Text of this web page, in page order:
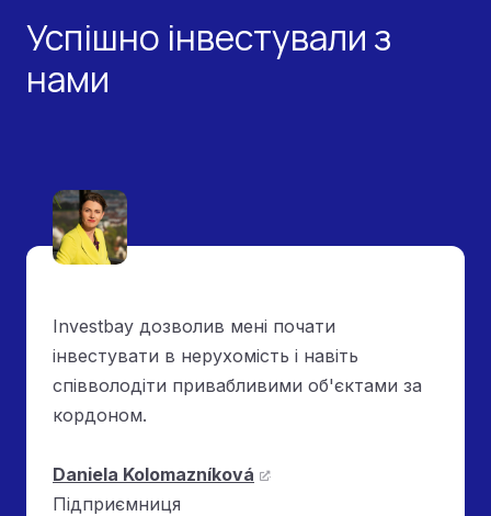
Успішно інвестували з
нами
Investbay дозволив мені почати
інвестувати в нерухомість і навіть
співволодіти привабливими об'єктами за
кордоном.
Daniela Kolomazníková
Підприємниця